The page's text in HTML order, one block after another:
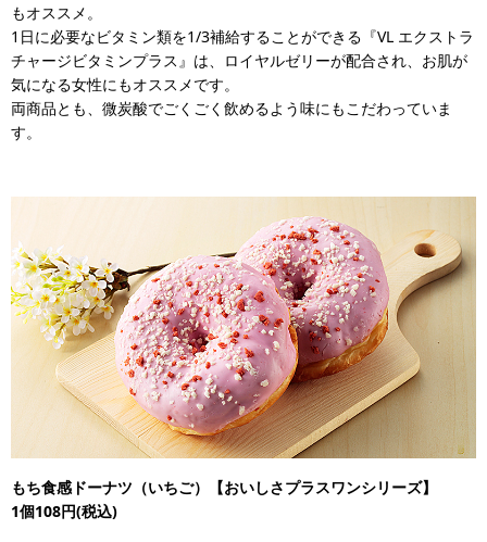
もオススメ。
1日に必要なビタミン類を1/3補給することができる『VL エクストラ
チャージビタミンプラス』は、ロイヤルゼリーが配合され、お肌が
気になる女性にもオススメです。
両商品とも、微炭酸でごくごく飲めるよう味にもこだわっていま
す。
もち食感ドーナツ（いちご）【おいしさプラスワンシリーズ】
1個108円(税込)